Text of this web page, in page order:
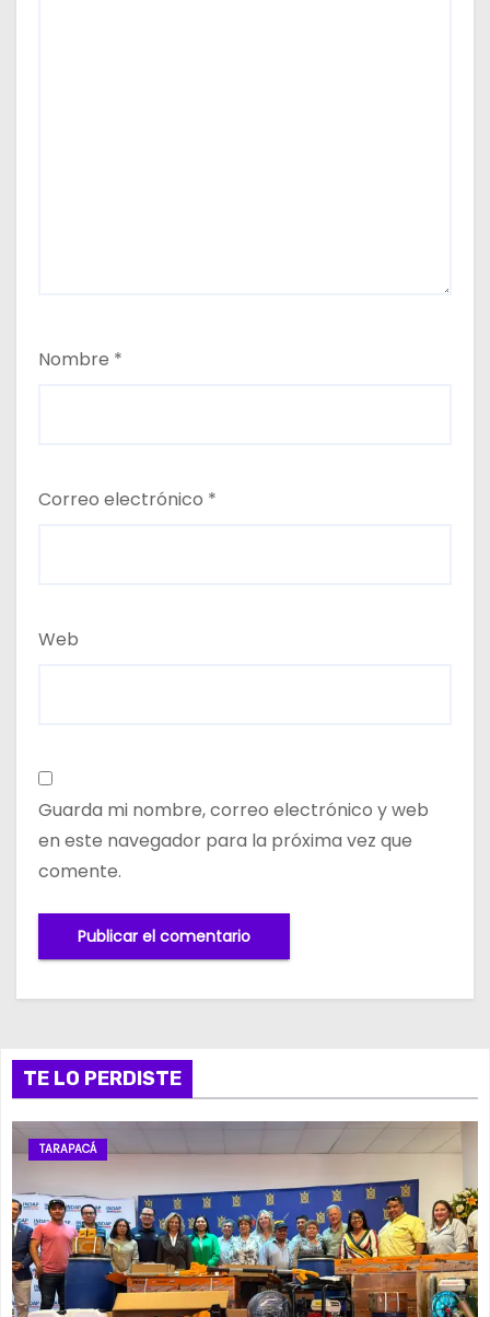
Nombre *
Correo electrónico *
Web
Guarda mi nombre, correo electrónico y web
en este navegador para la próxima vez que
comente.
TE LO PERDISTE
TARAPACÁ